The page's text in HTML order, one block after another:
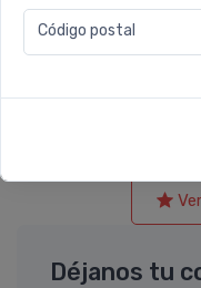
Código postal
Leloir.
Es la primera vez que
armado y con más
Déjanos tu